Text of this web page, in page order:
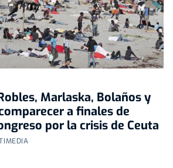
Marlaska, Bolaños y
a finales de
por la crisis de Ceuta